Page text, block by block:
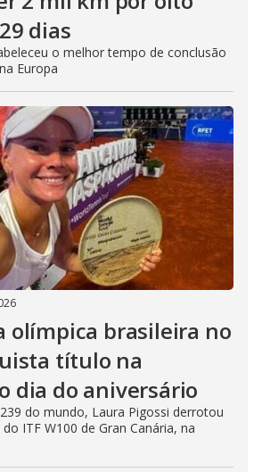
dias
o melhor tempo de conclusão
Europa
olímpica brasileira no
título na
dia do aniversário
do mundo, Laura Pigossi derrotou
ITF W100 de Gran Canária, na